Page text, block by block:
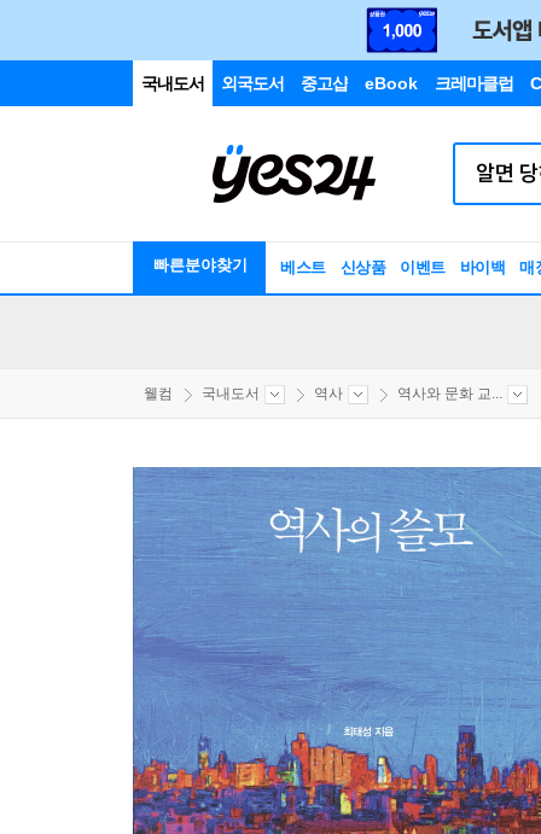
국내도서 외국도서 중고샵 eBook 크레마클럽
빠른분야찾기 베스트 신상품 이벤트 바이백 매
웰컴 국내도서 역사 역사와 문화 교...